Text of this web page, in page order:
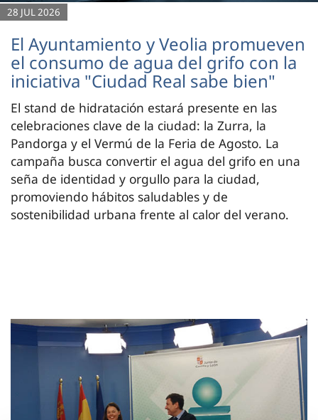
28 JUL 2026
El Ayuntamiento y Veolia promueven
el consumo de agua del grifo con la
iniciativa "Ciudad Real sabe bien"
El stand de hidratación estará presente en las
celebraciones clave de la ciudad: la Zurra, la
Pandorga y el Vermú de la Feria de Agosto. La
campaña busca convertir el agua del grifo en una
seña de identidad y orgullo para la ciudad,
promoviendo hábitos saludables y de
sostenibilidad urbana frente al calor del verano.